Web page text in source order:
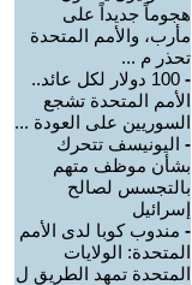
هجوماً جديداً على
مأرب، والأمم المتحدة
تحذر م ...
-
100 دولار لكل عائد..
الأمم المتحدة تشجع
السوريين على العودة ...
- اليونيسف تتحرك
بشأن موظف متهم
بالتجسس لصالح
إسرائيل
- مندوب كوبا لدى الأمم
المتحدة: الولايات
المتحدة تمهد الطريق ل